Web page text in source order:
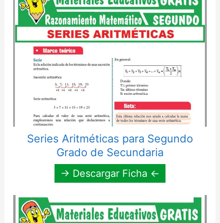
Series Aritméticas para Segundo
Grado de Secundaria
→ Descargar Ficha ←